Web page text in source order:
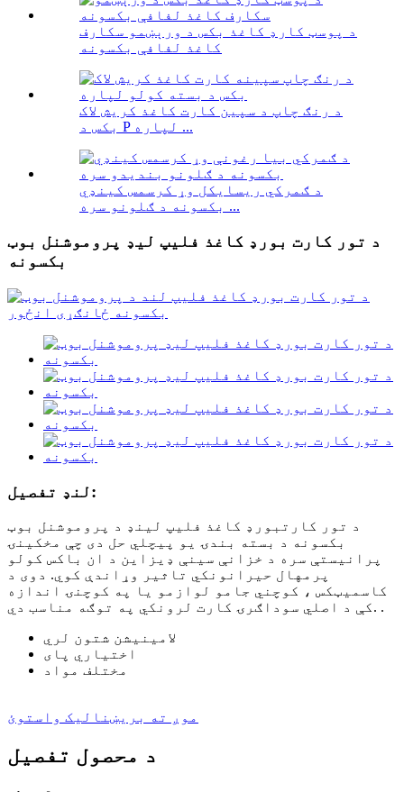
د پوسټ کارډ کاغذ بکس د ورېښمو سکارف
کاغذ لفافې بکسونه
د رنګ چاپ د سپین کارت کاغذ کریش لاک
بکس د P لپاره ...
د ګمرکي ریسایکل وړ کرسمس کینډي
بکسونه د ګلونو سره ...
د تور کارت بورډ کاغذ فلیپ لیډ پروموشنل بوټ
بکسونه
لنډ تفصیل:
د تور کارتبورډ کاغذ فلیپ لینډ د پروموشنل بوټ
بکسونه د بسته بندۍ یو پیچلي حل دی چې مخکینۍ
پرانیستې سره د خزانې سینې ډیزاین د ان باکس کولو
پرمهال حیرانونکي تاثیر وړاندې کوي. دوی د
کاسمیټکس ، کوچني جامو لوازمو یا په کوچنۍ اندازه
کې د اصلي سوداګرۍ کارت لرونکي په توګه مناسب دي. .
لامینیشن شتون لري
اختیاري پای
مختلف مواد
موږ ته بریښنالیک واستوئ
د محصول تفصیل